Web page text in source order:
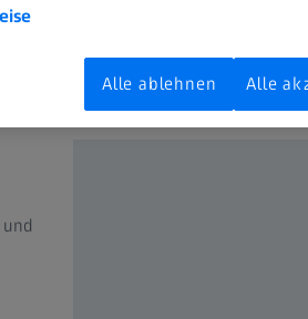
Alle ablehnen Alle